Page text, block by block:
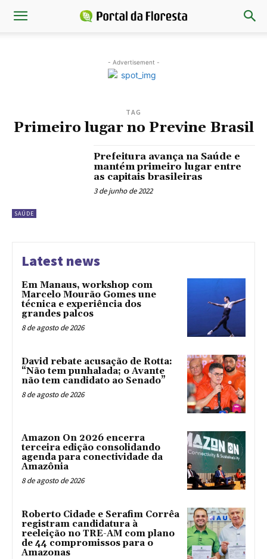
- Advertisement -
TAG
Primeiro lugar no Previne Brasil
SAÚDE
Prefeitura avança na Saúde e
mantém primeiro lugar entre
as capitais brasileiras
3 de junho de 2022
Latest news
Em Manaus, workshop com
Marcelo Mourão Gomes une
técnica e experiência dos
grandes palcos
8 de agosto de 2026
David rebate acusação de Rotta:
“Não tem punhalada; o Avante
não tem candidato ao Senado”
8 de agosto de 2026
Amazon On 2026 encerra
terceira edição consolidando
agenda para conectividade da
Amazônia
8 de agosto de 2026
Roberto Cidade e Serafim Corrêa
registram candidatura à
reeleição no TRE-AM com plano
de 44 compromissos para o
Amazonas